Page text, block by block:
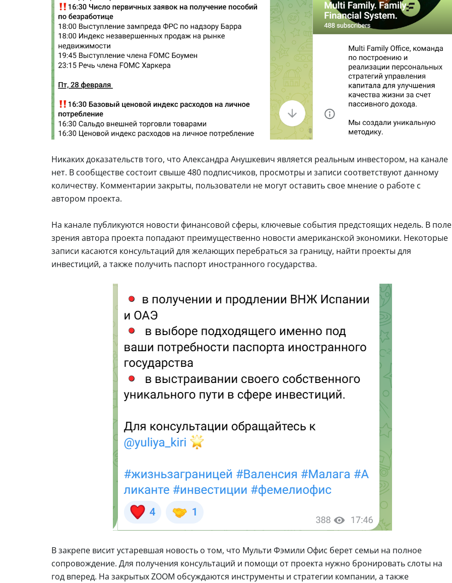
Никаких доказательств того, что Александра Анушкевич является реальным инвестором, на канале
нет. В сообществе состоит свыше 480 подписчиков, просмотры и записи соответствуют данному
количеству. Комментарии закрыты, пользователи не могут оставить свое мнение о работе с
автором проекта.
На канале публикуются новости финансовой сферы, ключевые события предстоящих недель. В поле
зрения автора проекта попадают преимущественно новости американской экономики. Некоторые
записи касаются консультаций для желающих перебраться за границу, найти проекты для
инвестиций, а также получить паспорт иностранного государства.
В закрепе висит устаревшая новость о том, что Мульти Фэмили Офис берет семьи на полное
сопровождение. Для получения консультаций и помощи от проекта нужно бронировать слоты на
год вперед. На закрытых ZOOM обсуждаются инструменты и стратегии компании, а также